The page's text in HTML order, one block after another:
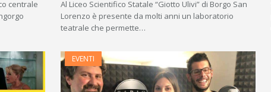
centrale
Al Liceo Scientifico Statale “Giotto Ulivi” di Borgo San
Lorenzo è presente da molti anni un laboratorio
teatrale che permette…
EVENTI